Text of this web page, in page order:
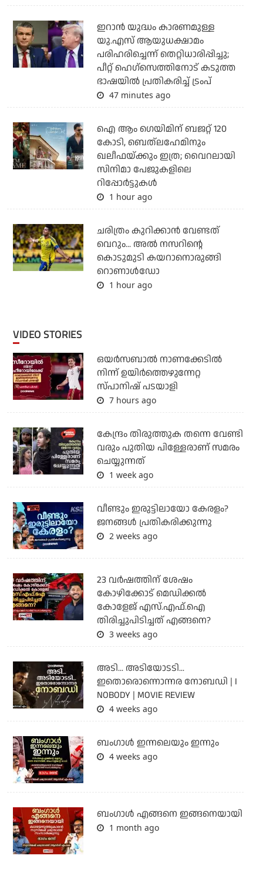
ഇറാന്‍ യുദ്ധം കാരണമുള്ള
യു.എസ് ആയുധക്ഷാമം
പരിഹരിച്ചെന്ന് തെറ്റിധാരിപ്പിച്ചു;
പീറ്റ് ഹെഗ്‌സെത്തിനോട് കടുത്ത
ഭാഷയില്‍ പ്രതികരിച്ച് ട്രംപ്
47 minutes ago
ഐ ആം ഗെയിമിന് ബജറ്റ് 120
കോടി, ബെത്‌ലഹേമിനും
ഖലീഫയ്ക്കും ഇത്ര; വൈറലായി
സിനിമാ പേജുകളിലെ
റിപ്പോര്‍ട്ടുകള്‍
1 hour ago
ചരിത്രം കുറിക്കാന്‍ വേണ്ടത്
വെറും... അല്‍ നസറിന്റെ
കൊടുമുടി കയറാനൊരുങ്ങി
റൊണാള്‍ഡോ
1 hour ago
VIDEO STORIES
ഒയര്‍സബാൽ നാണക്കേടിൽ
നിന്ന് ഉയിർത്തെഴുന്നേറ്റ
സ്പാനിഷ് പടയാളി
7 hours ago
കേന്ദ്രം തിരുത്തുക തന്നെ വേണ്ടി
വരും പുതിയ പിള്ളേരാണ് സമരം
ചെയ്യുന്നത്
1 week ago
വീണ്ടും ഇരുട്ടിലായോ കേരളം?
ജനങ്ങൾ പ്രതികരിക്കുന്നു
2 weeks ago
23 വർഷത്തിന് ശേഷം
കോഴിക്കോട് മെഡിക്കൽ
കോളേജ് എസ്.എഫ്.ഐ
തിരിച്ചുപിടിച്ചത് എങ്ങനെ?
3 weeks ago
അടി... അടിയോടടി...
ഇതൊരൊന്നൊന്നര നോബഡി | I
NOBODY | MOVIE REVIEW
4 weeks ago
ബംഗാള്‍ ഇന്നലെയും ഇന്നും
4 weeks ago
ബം​ഗാൾ എങ്ങനെ ഇങ്ങനെയായി
1 month ago